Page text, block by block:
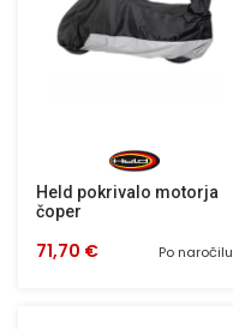
Held pokrivalo motorja
čoper
Po naročilu
71,70 €